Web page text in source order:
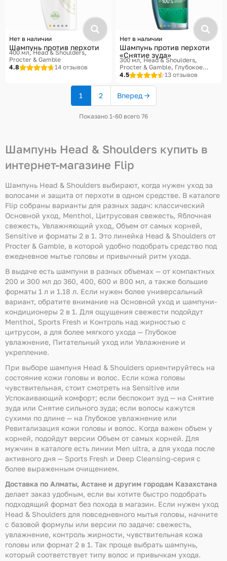
Нет в наличии
Шампунь против перхоти
400 мл Head & Shoulders,
Procter & Gamble
4.8
14 отзывов
Нет в наличии
Шампунь против перхоти
«Снятие зуда»
300 мл Head & Shoulders,
Procter & Gamble, Глубокое
очищение
4.5 13 отзывов
1(текущая
2 Вперед →
Показано 1-60 всего 76
Шампунь Head & Shoulders купить в
интернет-магазине Flip
Шампунь Head & Shoulders выбирают, когда нужен уход за
волосами и защита от перхоти в одном средстве. В каталоге
Flip собраны варианты для разных задач: классический
Основной уход, Menthol, Цитрусовая свежесть, Яблочная
свежесть, Увлажняющий уход, Объем от самых корней,
Sensitive и форматы 2 в 1. Это линейка Head & Shoulders от
Procter & Gamble, в которой удобно подобрать средство под
ежедневное мытье головы и привычный ритм ухода.
В выдаче есть шампуни в разных объемах — от компактных
200 и 300 мл до 360, 400, 600 и 800 мл, а также большие
форматы 1 л и 1.18 л. Если нужен более универсальный
вариант, обратите внимание на Основной уход и шампуни-
кондиционеры 2 в 1. Для ощущения свежести подойдут
Menthol, Sports Fresh и Контроль над жирностью с
цитрусом, а для более мягкого ухода — Глубокое
увлажнение, Питательный уход или Увлажнение и
укрепление.
При выборе шампуня Head & Shoulders ориентируйтесь на
состояние кожи головы и волос. Если кожа головы
чувствительная, стоит смотреть на Sensitive или
Успокаивающий комфорт; если беспокоит зуд — на Снятие
зуда или Снятие сильного зуда; если волосы кажутся
сухими по длине — на Глубокое увлажнение или
Ревитализация кожи головы и волос. Когда важен объем у
корней, подойдут версии Объем от самых корней. Для
мужчин в каталоге есть линии Men ultra, а для ухода после
активного дня — Sports Fresh и Deep Cleansing-серия с
более выраженным очищением.
Доставка по Алматы, Астане и другим городам Казахстана
делает заказ удобным, если вы хотите быстро подобрать
подходящий формат без похода в магазин. Если нужен уход
Head & Shoulders для повседневного мытья головы, начните
с базовой формулы или версии по задаче: свежесть,
увлажнение, контроль жирности, чувствительная кожа
головы или формат 2 в 1. Так проще выбрать шампунь,
который соответствует типу волос и привычкам ухода.